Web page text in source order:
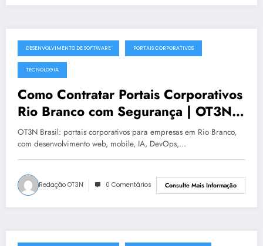
julho 19, 2025
DESENVOLVIMENTO DE SOFTWARE PORTAIS CORPORATIVOS
TECNOLOGIA
Como Contratar Portais Corporativos
Rio Branco com Segurança | OT3N
Brasil
OT3N Brasil: portais corporativos para empresas em Rio Branco,
com desenvolvimento web, mobile, IA, DevOps,…
Redação OT3N 0 Comentários Consulte Mais Informação